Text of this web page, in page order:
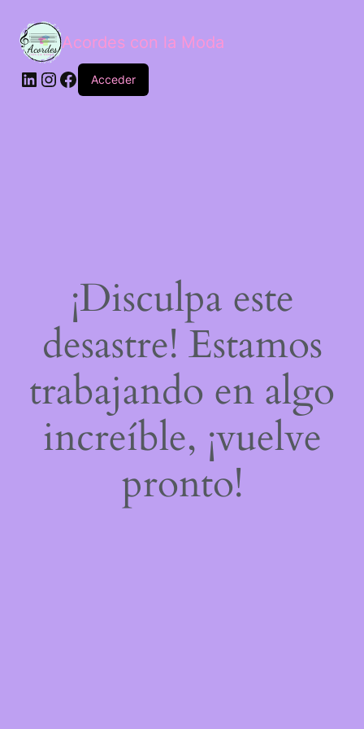
Acordes con la Moda
Acceder
¡Disculpa este
desastre! Estamos
trabajando en algo
increíble, ¡vuelve
pronto!